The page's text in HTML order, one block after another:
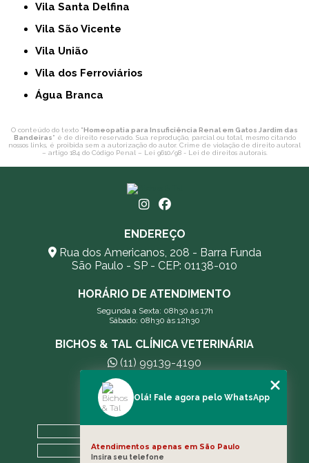
Vila Santa Delfina
Vila São Vicente
Vila União
Vila dos Ferroviários
Água Branca
O conteúdo do texto "Homeopatia para Insuficiência Renal em Gatos Jardim das
Bandeiras" é de direito reservado. Sua reprodução, parcial ou total, mesmo citando
nossos links, é proibida sem a autorização do autor. Crime de violação de direito autoral
– artigo 184 do Código Penal – Lei 9610/98 - Lei de direitos autorais.
ENDEREÇO
Rua dos Americanos, 208 - Barra Funda
São Paulo - SP - CEP: 01138-010
HORÁRIO DE ATENDIMENTO
Segunda a Sexta: 08h30 às 17h
Sábado: 08h30 às 12h30
BICHOS & TAL CLÍNICA VETERINÁRIA
(11) 99139-4190
andreleecitti5@gmail.com
A CLÍNICA
Olá! Fale agora pelo WhatsApp
Atendimentos apenas em São Paulo
Insira seu telefone